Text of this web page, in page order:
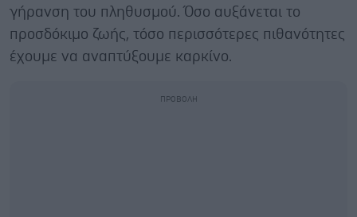
γήρανση του πληθυσμού. Όσο αυξάνεται το
προσδόκιμο ζωής, τόσο περισσότερες πιθανότητες
έχουμε να αναπτύξουμε καρκίνο.